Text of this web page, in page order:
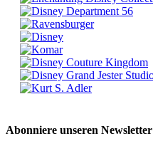
Abonniere unseren Newsletter